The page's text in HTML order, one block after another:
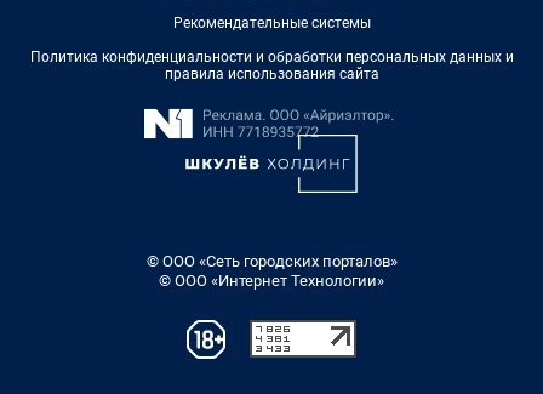
Рекомендательные системы
Политика конфиденциальности и обработки персональных данных и
правила использования сайта
© ООО «Сеть городских порталов»
© ООО «Интернет Технологии»